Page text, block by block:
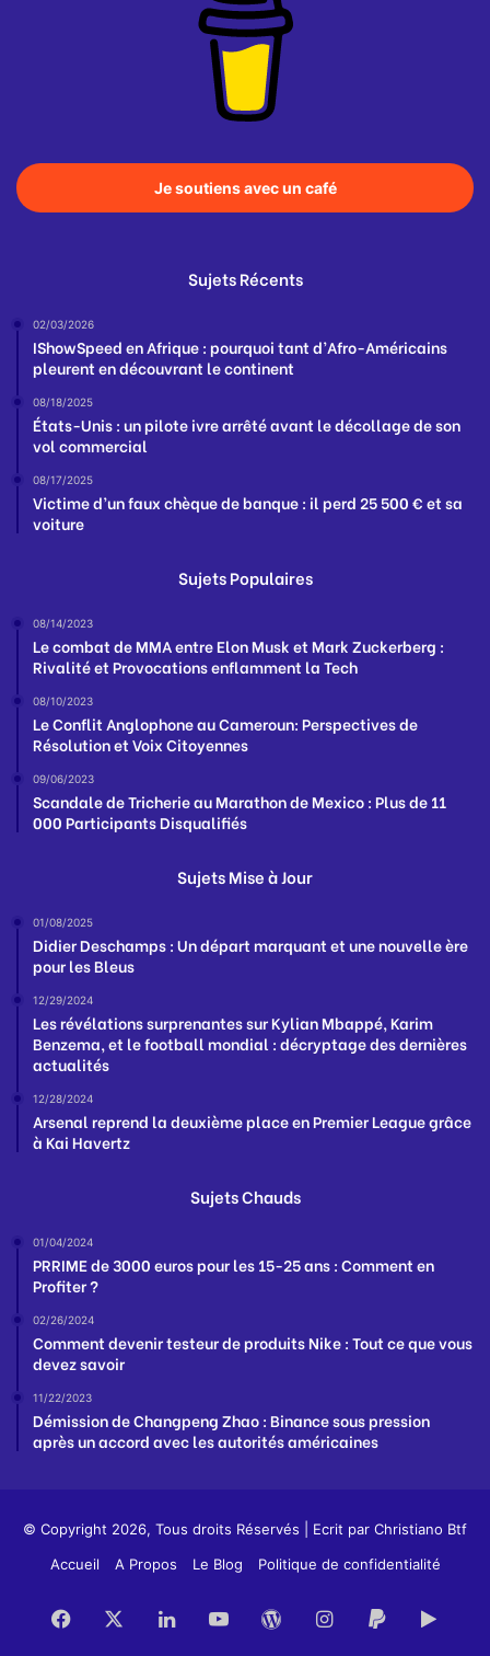
Je soutiens avec un café
Sujets Récents
02/03/2026
IShowSpeed en Afrique : pourquoi tant d’Afro-Américains
pleurent en découvrant le continent
08/18/2025
États-Unis : un pilote ivre arrêté avant le décollage de son
vol commercial
08/17/2025
Victime d’un faux chèque de banque : il perd 25 500 € et sa
voiture
Sujets Populaires
08/14/2023
Le combat de MMA entre Elon Musk et Mark Zuckerberg :
Rivalité et Provocations enflamment la Tech
08/10/2023
Le Conflit Anglophone au Cameroun: Perspectives de
Résolution et Voix Citoyennes
09/06/2023
Scandale de Tricherie au Marathon de Mexico : Plus de 11
000 Participants Disqualifiés
Sujets Mise à Jour
01/08/2025
Didier Deschamps : Un départ marquant et une nouvelle ère
pour les Bleus
12/29/2024
Les révélations surprenantes sur Kylian Mbappé, Karim
Benzema, et le football mondial : décryptage des dernières
actualités
12/28/2024
Arsenal reprend la deuxième place en Premier League grâce
à Kai Havertz
Sujets Chauds
01/04/2024
PRRIME de 3000 euros pour les 15-25 ans : Comment en
Profiter ?
02/26/2024
Comment devenir testeur de produits Nike : Tout ce que vous
devez savoir
11/22/2023
Démission de Changpeng Zhao : Binance sous pression
après un accord avec les autorités américaines
© Copyright 2026, Tous droits Réservés | Ecrit par Christiano Btf
Accueil
A Propos Le Blog Politique de confidentialité
Facebook LinkedinYouTubeWordPress
Instagram
PayPal